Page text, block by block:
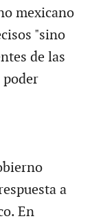
mexicano
"sino
de las
a
En